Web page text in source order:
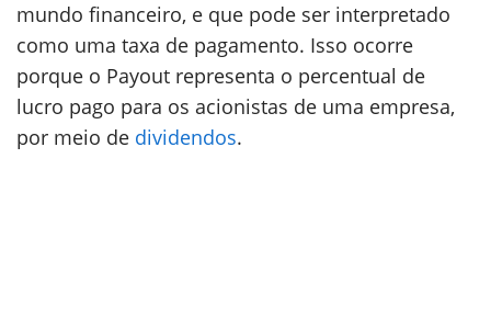
mundo financeiro, e que pode ser interpretado
como uma taxa de pagamento. Isso ocorre
porque o Payout representa o percentual de
lucro pago para os acionistas de uma empresa,
por meio de dividendos.